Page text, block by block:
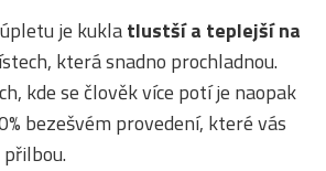
je kuklatlustší a teplejší na
která snadno prochladnou.
kde se člověk více potí je naopak
bezešvém provedení, které vás